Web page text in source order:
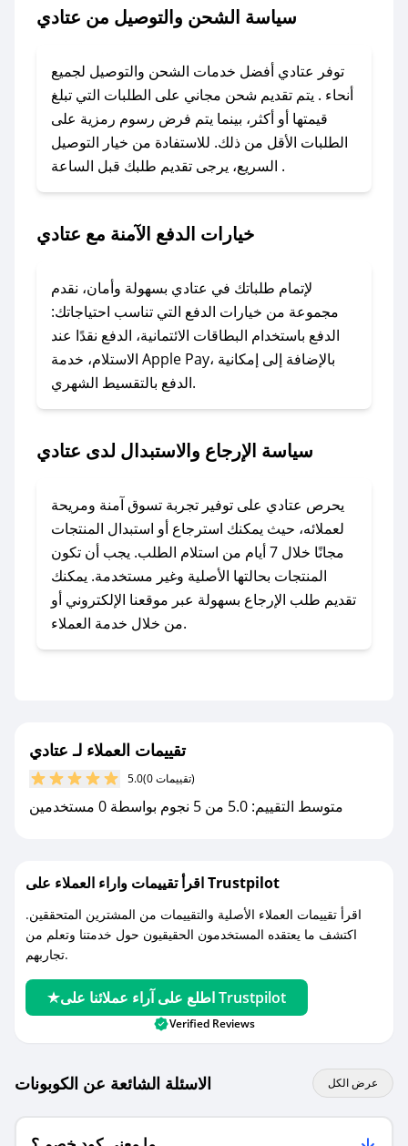
باستخدام تطبيق صحصح، يمكنك العثور بسهولة على
تواصل معنا عبر تويتر أو البريد الإلكتروني لإضافته
بسرعة.
### كيفية استخدام كود خصم عتادي؟
1. انسخ كود الخصم من تطبيق صحصح.
2. الصقه في خانة الدفع عند التسوق من عتادي.
### ماذا أفعل إذا لم يعمل كود الخصم؟
الرسائل الخاصة على تويتر أو البريد الإلكتروني،
وسنقوم بحل المشكلة في أسرع وقت ممكن.
### ماذا أفعل إذا لم أجد كود خصم لمتجري
المفضل؟
في حال عدم توفر كوبونات لمتجرك المفضل، يمكنك
أسرع وقت ممكن.
### كيف تحصل على كوبونات خصم حصرية من
عتادي؟
للحصول على كوبونات وخصومات حصرية، قم بما
يلي:
- اضغط على أيقونة متابعة لمتجر عتادي في تطبيق
صحصح.
مع صحصح، تسوق بذكاء ووفّر على كل مشترياتك مع
سياسة الشحن والتوصيل من عتادي
توفر عتادي أفضل خدمات الشحن والتوصيل لجميع
أنحاء . يتم تقديم شحن مجاني على الطلبات التي تبلغ
قيمتها أو أكثر، بينما يتم فرض رسوم رمزية على
الطلبات الأقل من ذلك. للاستفادة من خيار التوصيل
السريع، يرجى تقديم طلبك قبل الساعة .
خيارات الدفع الآمنة مع عتادي
لإتمام طلباتك في عتادي بسهولة وأمان، نقدم
مجموعة من خيارات الدفع التي تناسب احتياجاتك:
الدفع باستخدام البطاقات الائتمانية، الدفع نقدًا عند
الاستلام، خدمة Apple Pay، بالإضافة إلى إمكانية
الدفع بالتقسيط الشهري.
سياسة الإرجاع والاستبدال لدى عتادي
يحرص عتادي على توفير تجربة تسوق آمنة ومريحة
لعملائه، حيث يمكنك استرجاع أو استبدال المنتجات
مجانًا خلال 7 أيام من استلام الطلب. يجب أن تكون
المنتجات بحالتها الأصلية وغير مستخدمة. يمكنك
تقديم طلب الإرجاع بسهولة عبر موقعنا الإلكتروني أو
من خلال خدمة العملاء.
تقييمات العملاء لـ عتادي
5.0 (0 تقييمات)
متوسط التقييم: 5.0 من 5 نجوم بواسطة 0 مستخدمين
اقرأ تقييمات واراء العملاء على Trustpilot
اقرأ تقييمات العملاء الأصلية والتقييمات من المشترين المتحققين.
اكتشف ما يعتقده المستخدمون الحقيقيون حول خدمتنا وتعلم من
تجاربهم.
اطلع على آراء عملائنا على Trustpilot
Verified Reviews
الاسئلة الشائعة عن الكوبونات عرض الكل